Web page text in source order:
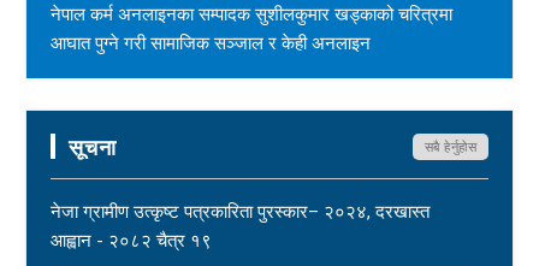
नेपाल कर्म अनलाइनका सम्पादक सुशीलकुमार खड्काको चरित्रमा
आघात पुग्ने गरी सामाजिक सञ्जाल र केही अनलाइन
महासंघ बैतडी शाखाका अध्यक्ष नरिदत्त बडुलाई पितृशोक परेको दुःखद्
खबरले नेपाल पत्रकार महासंघ स्तब्ध र दुःखी - २०८३ साउन १७
New
सूचना सबै हेर्नुहोस
नेजा ग्रामीण उत्कृष्ट पत्रकारिता पुरस्कार– २०२४, दरखास्त
आह्वान - २०८२ चैत्र १९